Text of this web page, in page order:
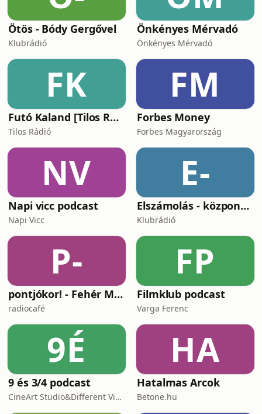
Ötös - Bódy Gergővel
Klubrádió
Önkényes Mérvadó
Önkényes Mérvadó
FK
Futó Kaland [Tilos Rádió podcast]
Tilos Rádió
FM
Forbes Money
Forbes Magyarország
NV
Napi vicc podcast
Napi Vicc
E-
Elszámolás - központosítás, lojalitás és a függetlenség ára
Klubrádió
P-
pontjókor! - Fehér Mariannal
radiocafé
FP
Filmklub podcast
Varga Ferenc
9É
9 és 3/4 podcast
CineArt Studio&Different View Production
HA
Hatalmas Arcok
Betone.hu